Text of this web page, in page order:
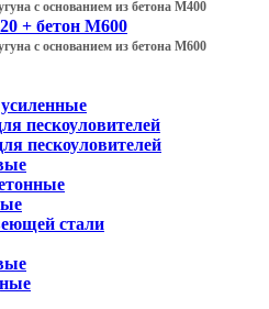
с основанием из бетона М400
+ бетон М600
с основанием из бетона М600
пескоуловителей
пескоуловителей
стали